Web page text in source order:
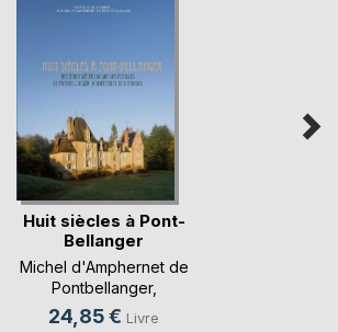
Huit siècles à Pont-
Bellanger
Michel d'Amphernet de
Pontbellanger,
Dominique Barbier
24,85 € Livre